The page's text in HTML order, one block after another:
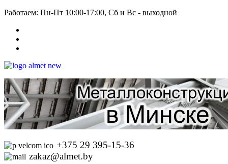
Работаем: Пн-Пт 10:00-17:00, Сб и Вс - выходной
+375 29 395-15-36
zakaz@almet.by